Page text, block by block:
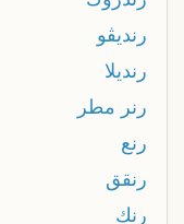
رنديڤو
رنديلا
رنر مطر
رنع
رنقق
رنك